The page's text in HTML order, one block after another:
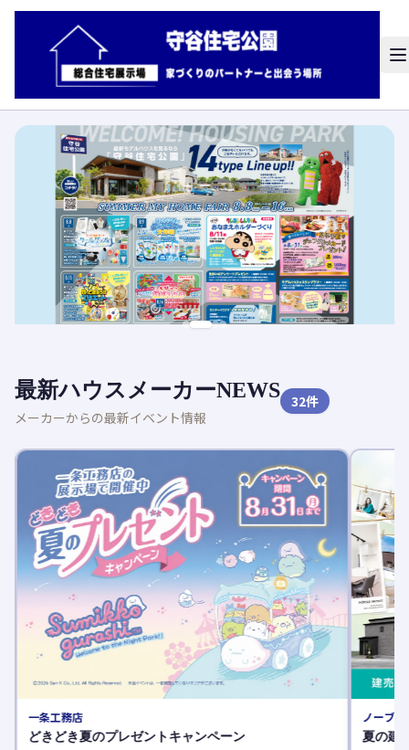
最新ハウスメーカーNEWS
メーカーからの最新イベント情報
32件
一条工務店
どきどき夏のプレゼントキャンペーン
ノーブ
夏の建